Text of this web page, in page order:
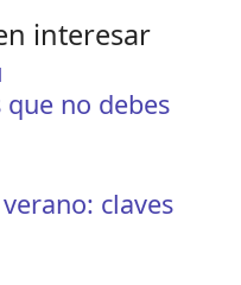
interesar
que no debes
claves